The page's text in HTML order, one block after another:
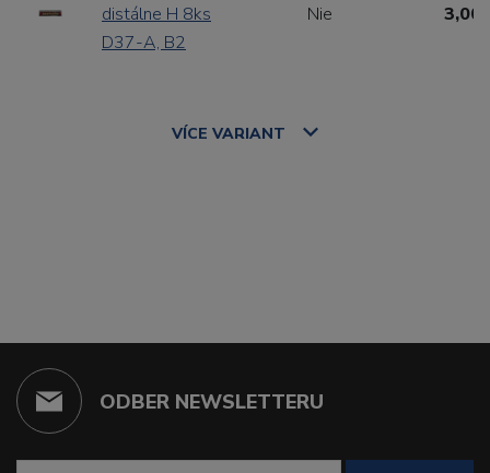
distálne H 8ks
D37-A, B2
Nie 3,00
VÍCE VARIANT
ODBER NEWSLETTERU